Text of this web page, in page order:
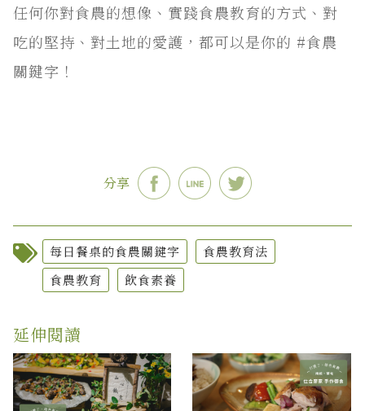
任何你對食農的想像、實踐食農教育的方式、對
吃的堅持、對土地的愛護，都可以是你的 #食農
關鍵字！
分享
每日餐桌的食農關鍵字
食農教育法
食農教育
飲食素養
延伸閱讀